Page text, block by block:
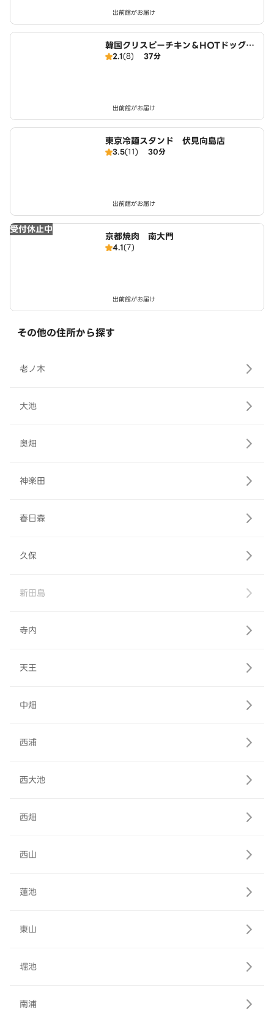
出前館がお届け
韓国クリスピーチキン＆HOTドッグ
チキンモッコパ 近鉄大久保駅前店
2.1(8) 37分
出前館がお届け
東京冷麺スタンド 伏見向島店
3.5(11) 30分
出前館がお届け
受付休止中
京都焼肉 南大門
4.1(7)
出前館がお届け
その他の住所から探す
老ノ木
大池
奥畑
神楽田
春日森
久保
新田島
寺内
天王
中畑
西浦
西大池
西畑
西山
蓮池
東山
堀池
南浦